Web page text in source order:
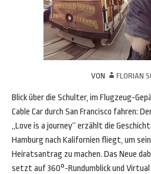
VON FLORIAN
Blick über die Schulter, im Flugzeug-
Cable Car durch San Francisco fahren:
„Love is a journey“ erzählt die
Hamburg nach Kalifornien fliegt, um
Heiratsantrag zu machen. Das Neue
setzt auf 360°-Rundumblick und Virtual